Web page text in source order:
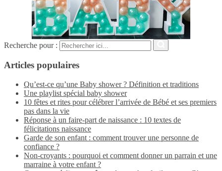
Recherche pour :
Articles populaires
Qu’est-ce qu’une Baby shower ? Définition et traditions
Une playlist spécial baby shower
10 fêtes et rites pour célébrer l’arrivée de Bébé et ses premiers
pas dans la vie
Réponse à un faire-part de naissance : 10 textes de
félicitations naissance
Garde de son enfant : comment trouver une personne de
confiance ?
Non-croyants : pourquoi et comment donner un parrain et une
marraine à votre enfant ?